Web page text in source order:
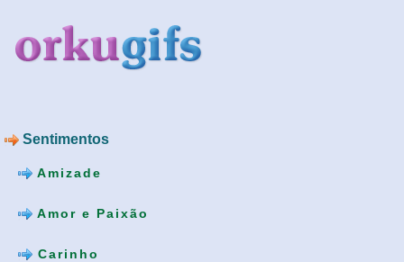
Sentimentos
Amizade
Amor e Paixão
Carinho